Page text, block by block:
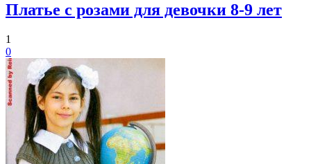
Платье с розами для девочки 8-9 лет
1
0